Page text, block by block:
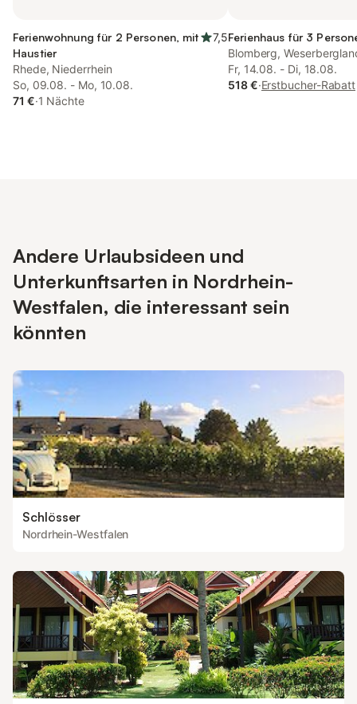
Ferienwohnung für 2 Personen, mit
Haustier
7,5
Rhede, Niederrhein
So, 09.08. - Mo, 10.08.
71 €·1 Nächte
Ferienhaus für 3
Blomberg,
Fr, 14.08. - Di, 18.08.
518 €·Erstbucher-Rabatt
Andere Urlaubsideen und
Unterkunftsarten in Nordrhein-
Westfalen, die interessant sein
könnten
Schlösser
Nordrhein-Westfalen